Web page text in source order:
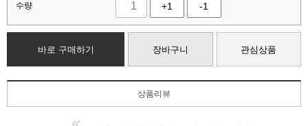
수량 +1 -1
바로 구매하기 장바구니 관심상품
상품리뷰